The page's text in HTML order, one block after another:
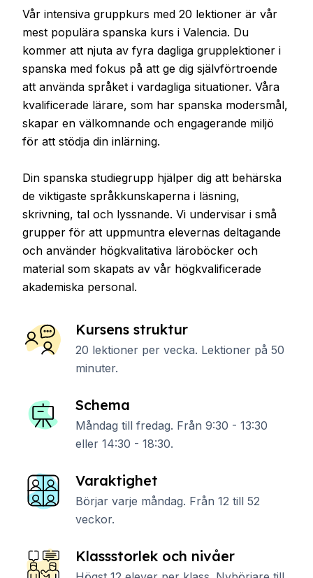
Vår intensiva gruppkurs med 20 lektioner är vår
mest populära spanska kurs i Valencia. Du
kommer att njuta av fyra dagliga grupplektioner i
spanska med fokus på att ge dig självförtroende
att använda språket i vardagliga situationer. Våra
kvalificerade lärare, som har spanska modersmål,
skapar en välkomnande och engagerande miljö
för att stödja din inlärning.
Din spanska studiegrupp hjälper dig att behärska
de viktigaste språkkunskaperna i läsning,
skrivning, tal och lyssnande. Vi undervisar i små
grupper för att uppmuntra elevernas deltagande
och använder högkvalitativa läroböcker och
material som skapats av vår högkvalificerade
akademiska personal.
Kursens struktur
20 lektioner per vecka. Lektioner på 50
minuter.
Schema
Måndag till fredag. Från 9:30 - 13:30
eller 14:30 - 18:30.
Varaktighet
Börjar varje måndag. Från 12 till 52
veckor.
Klassstorlek och nivåer